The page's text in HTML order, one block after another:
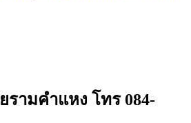
ามคำแหง โทร 084-